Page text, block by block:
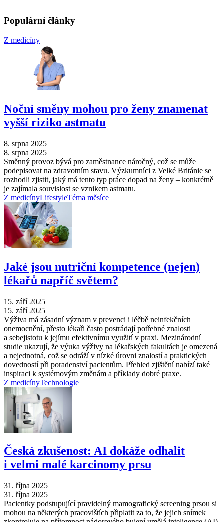
Populární články
Z medicíny
Noční směny mohou pro ženy znamenat
vyšší riziko astmatu
8. srpna 2025
8. srpna 2025
Směnný provoz bývá pro zaměstnance náročný, což se může
podepisovat na zdravotním stavu. Výzkumníci z Velké Británie se
rozhodli zjistit, jaký má tento typ práce dopad na ženy –⁠ konkrétně
je zajímala souvislost se vznikem astmatu.
Z medicínyLifestyleTéma měsíce
Jaké jsou nutriční kompetence (nejen)
lékařů napříč světem?
15. září 2025
15. září 2025
Výživa má zásadní význam v prevenci i léčbě neinfekčních
onemocnění, přesto lékaři často postrádají potřebné znalosti
a sebejistotu k jejímu efektivnímu využití v praxi. Mezinárodní
studie ukazují, že výuka výživy na lékařských fakultách je omezená
a nejednotná, což se odráží v nízké úrovni znalostí a praktických
dovedností při poradenství pacientům. Přehled zjištění nabízí také
inspiraci k systémovým změnám a příklady dobré praxe.
Z medicínyTechnologie
Česká zkušenost: AI dokáže odhalit
i velmi malé karcinomy prsu
31. října 2025
31. října 2025
Pacientky podstupující pravidelný mamografický screening prsou si
mohou na některých pracovištích připlatit za to, že jejich snímek